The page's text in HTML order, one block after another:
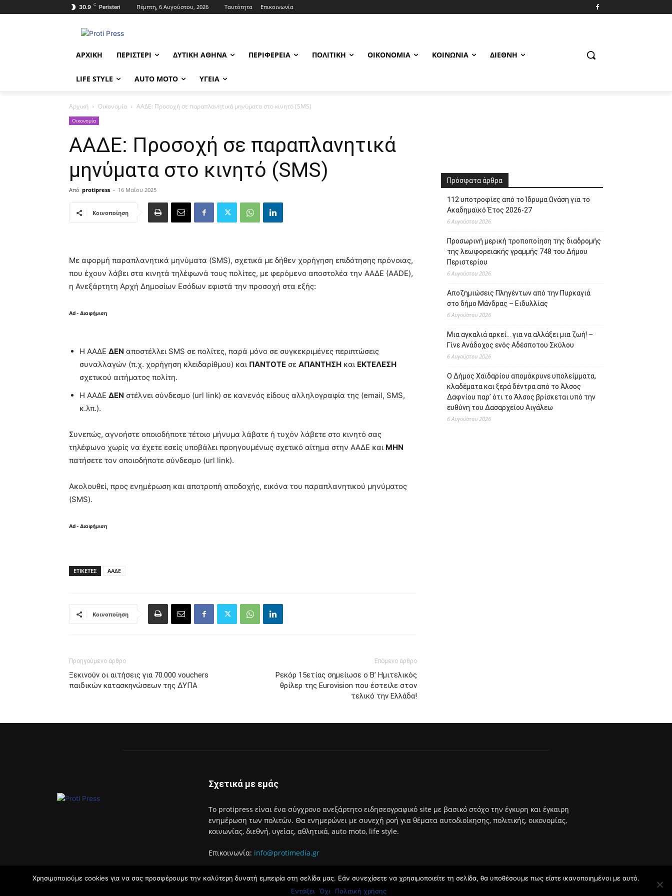
30.9 C Peristeri Πέμπτη, 6 Αυγούστου, 2026 Ταυτότητα Επικοινωνία
ΑΡΧΙΚΉ ΠΕΡΙΣΤΈΡΙ ΔΥΤΙΚΉ ΑΘΉΝΑ ΠΕΡΙΦΈΡΕΙΑ ΠΟΛΙΤΙΚΉ ΟΙΚΟΝΟΜΊΑ ΚΟΙΝΩΝΊΑ ΔΙΕΘΝΉ
LIFE STYLE AUTO MOTO ΥΓΕΊΑ
Αρχική Οικονομία ΑΑΔΕ: Προσοχή σε παραπλανητικά μηνύματα στο κινητό (SMS)
Οικονομία
ΑΑΔΕ: Προσοχή σε παραπλανητικά
μηνύματα στο κινητό (SMS)
Από protipress - 16 Μαΐου 2025
Κοινοποίηση
Με αφορμή παραπλανητικά μηνύματα (SMS), σχετικά με δήθεν χορήγηση επιδότησης πρόνοιας,
που έχουν λάβει στα κινητά τηλέφωνά τους πολίτες, με φερόμενο αποστολέα την ΑΑΔΕ (AADE),
η Ανεξάρτητη Αρχή Δημοσίων Εσόδων εφιστά την προσοχή στα εξής:
Ad - Διαφήμιση
Η ΑΑΔΕ ΔΕΝ αποστέλλει SMS σε πολίτες, παρά μόνο σε συγκεκριμένες περιπτώσεις
συναλλαγών (π.χ. χορήγηση κλειδαρίθμου) και ΠΑΝΤΟΤΕ σε ΑΠΑΝΤΗΣΗ και ΕΚΤΕΛΕΣΗ
σχετικού αιτήματος πολίτη.
Η ΑΑΔΕ ΔΕΝ στέλνει σύνδεσμο (url link) σε κανενός είδους αλληλογραφία της (email, SMS,
κ.λπ.).
Συνεπώς, αγνοήστε οποιοδήποτε τέτοιο μήνυμα λάβατε ή τυχόν λάβετε στο κινητό σας
τηλέφωνο χωρίς να έχετε εσείς υποβάλει προηγουμένως σχετικό αίτημα στην ΑΑΔΕ και ΜΗΝ
πατήσετε τον οποιοδήποτε σύνδεσμο (url link).
Ακολουθεί, προς ενημέρωση και αποτροπή αποδοχής, εικόνα του παραπλανητικού μηνύματος
(SMS).
Ad - Διαφήμιση
ΕΤΙΚΈΤΕΣ ΑΑΔΕ
Κοινοποίηση
Προηγούμενο άρθρο
Ξεκινούν οι αιτήσεις για 70.000 vouchers
παιδικών κατασκηνώσεων της ΔΥΠΑ
Επόμενο άρθρο
Ρεκόρ 15ετίας σημείωσε ο Β’ Ημιτελικός
θρίλερ της Eurovision που έστειλε στον
τελικό την Ελλάδα!
Πρόσφατα άρθρα
112 υποτροφίες από το Ίδρυμα Ωνάση για το
Ακαδημαϊκό Έτος 2026-27
6 Αυγούστου 2026
Προσωρινή μερική τροποποίηση της διαδρομής
της λεωφορειακής γραμμής 748 του Δήμου
Περιστερίου
6 Αυγούστου 2026
Αποζημιώσεις Πληγέντων από την Πυρκαγιά
στο δήμο Μάνδρας – Ειδυλλίας
6 Αυγούστου 2026
Μια αγκαλιά αρκεί… για να αλλάξει μια ζωή! –
Γίνε Ανάδοχος ενός Αδέσποτου Σκύλου
6 Αυγούστου 2026
Ο Δήμος Χαϊδαρίου απομάκρυνε υπολείμματα,
κλαδέματα και ξερά δέντρα από το Άλσος
Δαφνίου παρ’ ότι το Άλσος βρίσκεται υπό την
ευθύνη του Δασαρχείου Αιγάλεω
6 Αυγούστου 2026
Σχετικά με εμάς
Το protipress είναι ένα σύγχρονο ανεξάρτητο ειδησεογραφικό site με βασικό στόχο την έγκυρη και έγκαιρη
ενημέρωση των πολιτών. Θα ενημερώνει με συνεχή ροή για θέματα αυτοδιοίκησης, πολιτικής, οικονομίας,
κοινωνίας, διεθνή, υγείας, αθλητικά, auto moto, life style.
Επικοινωνία: info@protimedia.gr
Χρησιμοποιούμε cookies για να σας προσφέρουμε την καλύτερη δυνατή εμπειρία στη σελίδα μας. Εάν συνεχίσετε να χρησιμοποιείτε τη σελίδα, θα υποθέσουμε πως είστε ικανοποιημένοι με αυτό.
Εντάξει
Όχι Πολιτική χρήσης